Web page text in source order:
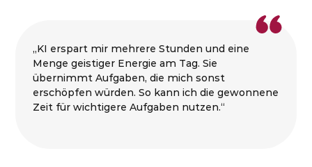
„KI erspart mir mehrere Stunden und eine
Menge geistiger Energie am Tag. Sie
übernimmt Aufgaben, die mich sonst
erschöpfen würden. So kann ich die gewonnene
Zeit für wichtigere Aufgaben nutzen.“